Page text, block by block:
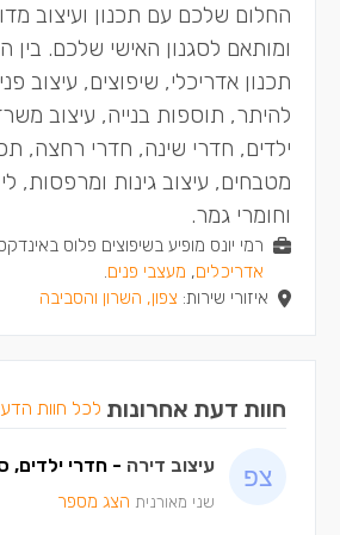
החלום שלכם עם תכנון ועיצוב
ומותאם לסגנון האישי שלכם. בין
תכנון אדריכלי, שיפוצים, עיצוב
להיתר, תוספות בנייה, עיצוב
ילדים, חדרי שינה, חדרי רחצה,
מטבחים, עיצוב גינות ומרפסות,
וחומרי גמר.
רמי יונס מופיע בשיפוצים פלוס
אדריכלים, מעצבי פנים.
איזורי שירות: צפון, השרון והסביבה
חוות דעת אחרונות לכל חוות
עיצוב דירה - חדרי ילדים,
שני מאורנית הצג מספר